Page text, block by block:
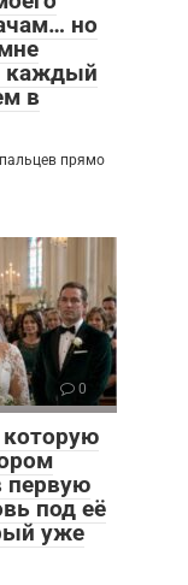
но
каждый
в
прямо
0
первую
под её
уже